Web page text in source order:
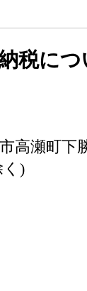
税につ
高瀬町下
く)